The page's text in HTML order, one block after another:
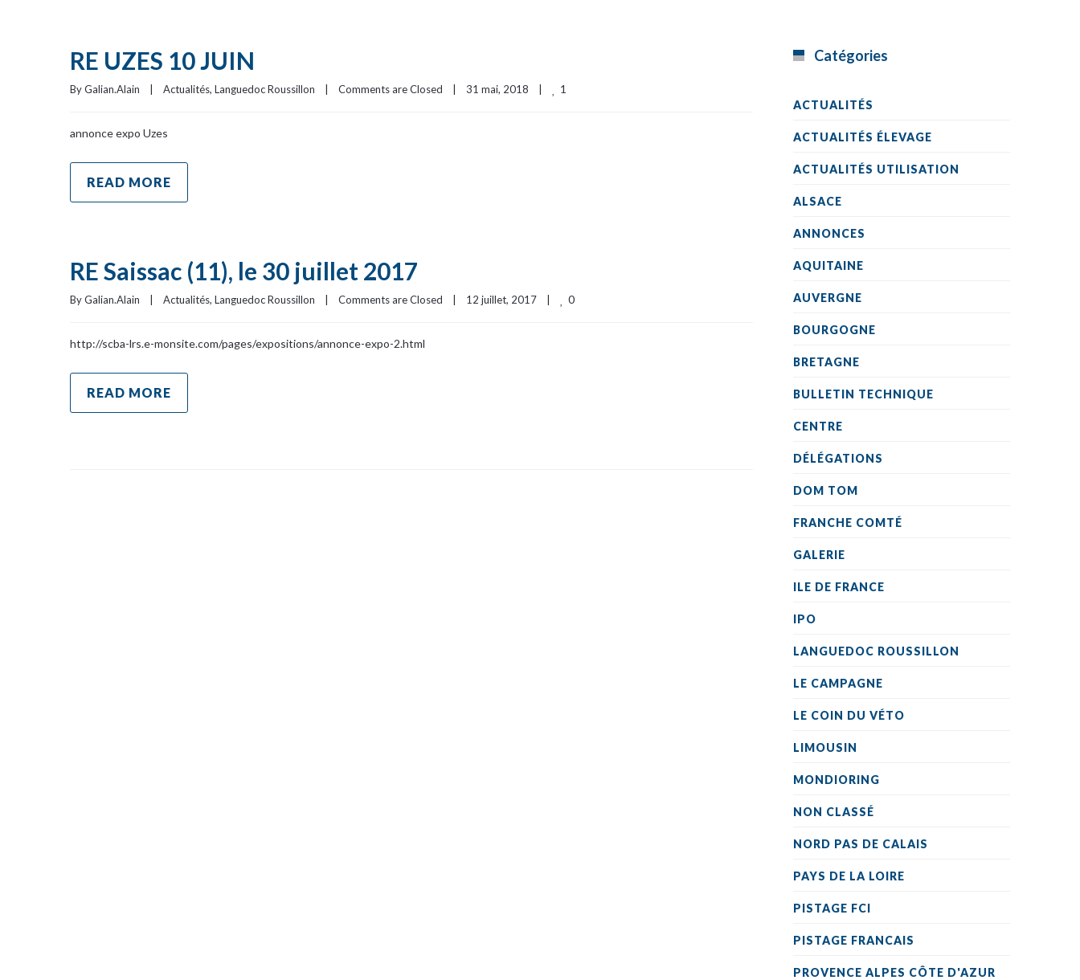
RE UZES 10 JUIN
By Galian.Alain Actualités, Languedoc Roussillon Comments are Closed 31 mai, 2018 1
annonce expo Uzes
READ MORE
RE Saissac (11), le 30 juillet 2017
By Galian.Alain Actualités, Languedoc Roussillon Comments are Closed 12 juillet, 2017 0
http://scba-lrs.e-monsite.com/pages/expositions/annonce-expo-2.html
READ MORE
Catégories
ACTUALITÉS
ACTUALITÉS ÉLEVAGE
ACTUALITÉS UTILISATION
ALSACE
ANNONCES
AQUITAINE
AUVERGNE
BOURGOGNE
BRETAGNE
BULLETIN TECHNIQUE
CENTRE
DÉLÉGATIONS
DOM TOM
FRANCHE COMTÉ
GALERIE
ILE DE FRANCE
IPO
LANGUEDOC ROUSSILLON
LE CAMPAGNE
LE COIN DU VÉTO
LIMOUSIN
MONDIORING
NON CLASSÉ
NORD PAS DE CALAIS
PAYS DE LA LOIRE
PISTAGE FCI
PISTAGE FRANCAIS
PROVENCE ALPES CÔTE D'AZUR